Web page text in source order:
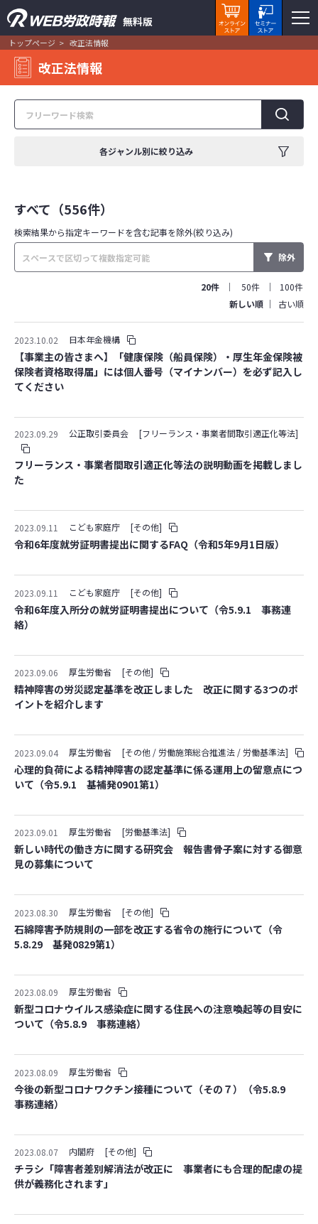
無料版
トップページ 改正法情報
改正法情報
各ジャンル別に絞り込み
すべて（556件）
検索結果から指定キーワードを含む記事を除外(絞り込み)
除外
20件 50件
100件
新しい順
古い順
2023.10.02 日本年金機構
【事業主の皆さまへ】「健康保険（船員保険）・厚生年金保険被
保険者資格取得届」には個人番号（マイナンバー）を必ず記入し
てください
2023.09.29 公正取引委員会 [フリーランス・事業者間取引適正化等法]
フリーランス・事業者間取引適正化等法の説明動画を掲載しまし
た
2023.09.11 こども家庭庁 [その他]
令和6年度就労証明書提出に関するFAQ（令和5年9月1日版）
2023.09.11 こども家庭庁 [その他]
令和6年度入所分の就労証明書提出について（令5.9.1 事務連
絡）
2023.09.06 厚生労働省 [その他]
精神障害の労災認定基準を改正しました 改正に関する3つのポ
イントを紹介します
2023.09.04 厚生労働省 [その他 / 労働施策総合推進法 / 労働基準法]
心理的負荷による精神障害の認定基準に係る運用上の留意点につ
いて（令5.9.1 基補発0901第1）
2023.09.01 厚生労働省 [労働基準法]
新しい時代の働き方に関する研究会 報告書骨子案に対する御意
見の募集について
2023.08.30 厚生労働省 [その他]
石綿障害予防規則の一部を改正する省令の施行について（令
5.8.29 基発0829第1）
2023.08.09 厚生労働省
新型コロナウイルス感染症に関する住民への注意喚起等の目安に
ついて（令5.8.9 事務連絡）
2023.08.09 厚生労働省
今後の新型コロナワクチン接種について（その７）（令5.8.9
事務連絡）
2023.08.07 内閣府 [その他]
チラシ「障害者差別解消法が改正に 事業者にも合理的配慮の提
供が義務化されます」